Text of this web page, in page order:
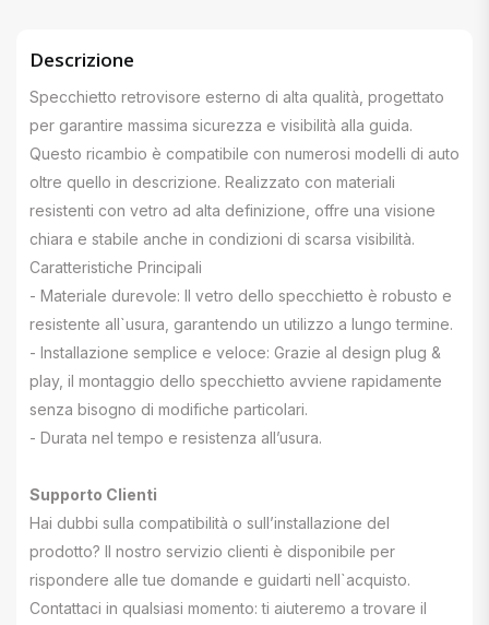
Descrizione
Specchietto retrovisore esterno di alta qualità, progettato
per garantire massima sicurezza e visibilità alla guida.
Questo ricambio è compatibile con numerosi modelli di auto
oltre quello in descrizione. Realizzato con materiali
resistenti con vetro ad alta definizione, offre una visione
chiara e stabile anche in condizioni di scarsa visibilità.
Caratteristiche Principali
- Materiale durevole: Il vetro dello specchietto è robusto e
resistente all`usura, garantendo un utilizzo a lungo termine.
- Installazione semplice e veloce: Grazie al design plug &
play, il montaggio dello specchietto avviene rapidamente
senza bisogno di modifiche particolari.
- Durata nel tempo e resistenza all’usura.
Supporto Clienti
Hai dubbi sulla compatibilità o sull’installazione del
prodotto? Il nostro servizio clienti è disponibile per
rispondere alle tue domande e guidarti nell`acquisto.
Contattaci in qualsiasi momento: ti aiuteremo a trovare il